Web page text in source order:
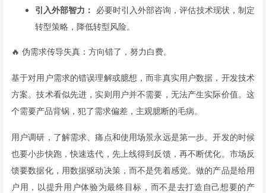
引入外部智力：
必要时引入外部咨询，评估技术现状，制定
转型策略，降低转型风险。
🔥 伪需求传导失真：方向错了，努力白费。
基于对用户需求的错误理解或臆想，而非真实用户数据，开发技术
方案。技术看似先进，实则用户并不需要，无法产生实际价值。这
个需要产品背锅，犯了需求偏差，主观臆断的毛病。
用户调研，了解需求、痛点和使用场景永远是第一步。开发的时候
也要小步快跑，快速迭代，先上线得到反馈，再不断优化。市场反
馈要数据化，用数据驱动决策，而不是凭着感觉。做的产品是给用
户用，以提升用户体验为最终目标，而不是去打造自己想要的产